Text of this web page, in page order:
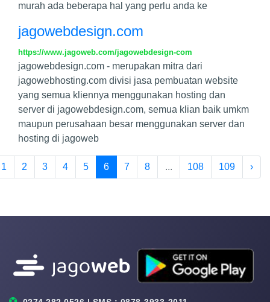
murah ada beberapa hal yang perlu anda ke
jagowebdesign.com
https://www.jagoweb.com/jagowebdesign-com
jagowebdesign.com - merupakan mitra dari
jagowebhosting.com divisi jasa pembuatan website
yang semua kliennya menggunakan hosting dan
server di jagowebdesign.com, semua klian baik umkm
maupun perusahaan besar menggunakan server dan
hosting di jagoweb
1 2 3 4 5 6 7 8 ... 108 109 ›